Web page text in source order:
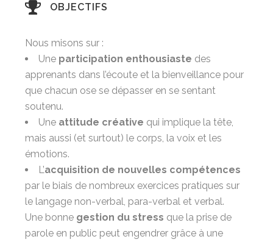
OBJECTIFS
Nous misons sur :
Une participation enthousiaste des
apprenants dans l’écoute et la bienveillance pour
que chacun ose se dépasser en se sentant
soutenu.
Une attitude créative qui implique la tête,
mais aussi (et surtout) le corps, la voix et les
émotions.
L’acquisition de nouvelles compétences
par le biais de nombreux exercices pratiques sur
le langage non-verbal, para-verbal et verbal.
Une bonne gestion du stress que la prise de
parole en public peut engendrer grâce à une